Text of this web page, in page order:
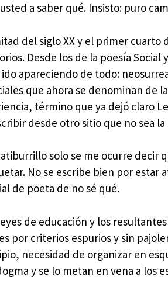
a saber qué. Insisto: puro
del siglo XX y el primer
Desde los de la poesía
ido apareciendo de todo:
que ahora se denominan
término que ya dejó claro
desde otro sitio que no sea
solo se me ocurre decir
No se escribe bien por estar
de poeta de no sé qué.
de educación y los
por criterios espurios y sin
necesidad de organizar en
y se lo metan en vena a los